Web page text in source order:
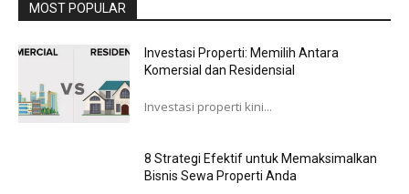
MOST POPULAR
Investasi Properti: Memilih Antara
Komersial dan Residensial
Investasi properti kini...
8 Strategi Efektif untuk Memaksimalkan
Bisnis Sewa Properti Anda